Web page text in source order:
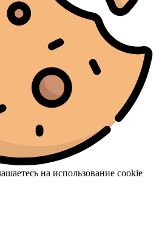
на использование cookie